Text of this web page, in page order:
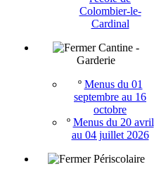
Colombier-le-
Cardinal
Cantine -
Garderie
º Menus du 01
septembre au 16
octobre
º Menus du 20 avril
au 04 juillet 2026
Périscolaire